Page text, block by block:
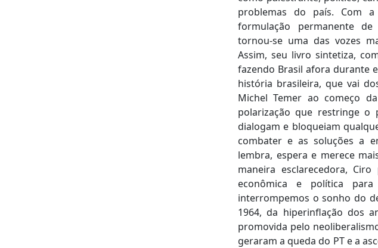
problemas do país. Com
formulação permanente
tornou-se uma das vozes
Assim, seu livro sintetiza,
fazendo Brasil afora durante
história brasileira, que vai
Michel Temer ao começo
polarização que restringe o
dialogam e bloqueiam
combater e as soluções a
lembra, espera e merece
maneira esclarecedora,
econômica e política
interrompemos o sonho do
1964, da hiperinflação dos
promovida pelo
geraram a queda do PT e a